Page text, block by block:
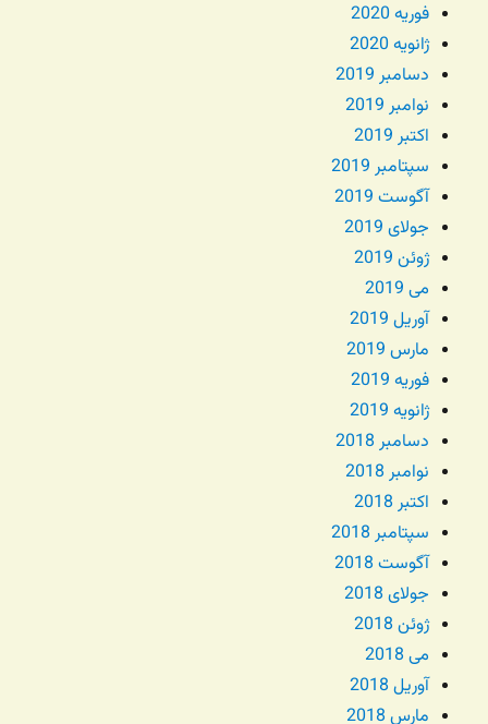
فوریه 2020
ژانویه 2020
دسامبر 2019
نوامبر 2019
اکتبر 2019
سپتامبر 2019
آگوست 2019
جولای 2019
ژوئن 2019
می 2019
آوریل 2019
مارس 2019
فوریه 2019
ژانویه 2019
دسامبر 2018
نوامبر 2018
اکتبر 2018
سپتامبر 2018
آگوست 2018
جولای 2018
ژوئن 2018
می 2018
آوریل 2018
مارس 2018